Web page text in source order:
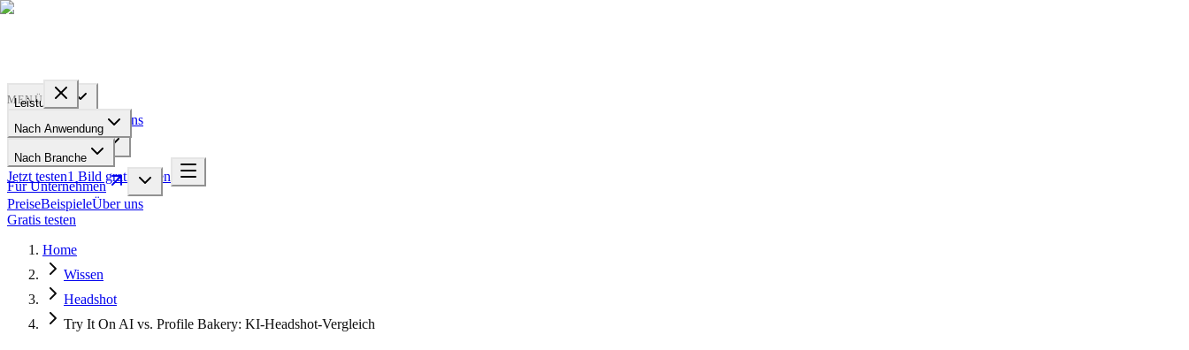
Leistungen
Über uns
Für Unternehmen
Jetzt testen1 Bild gratis testen
MENÜ
Nach Anwendung
Nach Branche
Für Unternehmen
PreiseBeispieleÜber uns
Gratis testen
Home
Wissen
Headshot
Try It On AI vs. Profile Bakery: KI-Headshot-Vergleich